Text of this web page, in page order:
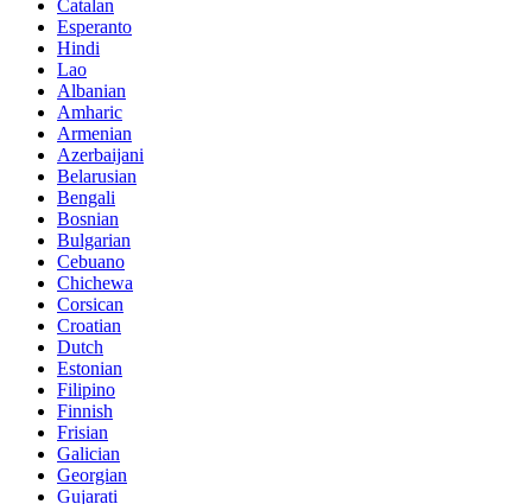
Catalan
Esperanto
Hindi
Lao
Albanian
Amharic
Armenian
Azerbaijani
Belarusian
Bengali
Bosnian
Bulgarian
Cebuano
Chichewa
Corsican
Croatian
Dutch
Estonian
Filipino
Finnish
Frisian
Galician
Georgian
Gujarati